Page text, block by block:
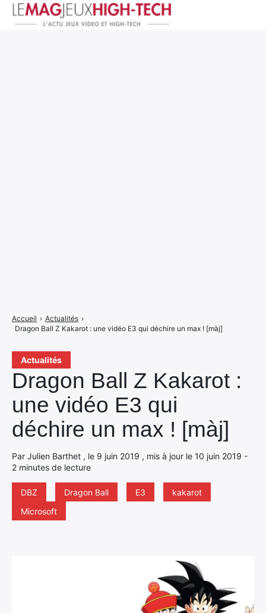
Actualités
Dragon Ball Z Kakarot :
une vidéo E3 qui
déchire un max ! [màj]
Par Julien Barthet , le 9 juin 2019 , mis à jour le 10 juin 2019 -
2 minutes de lecture
DBZ Dragon Ball E3
kakarot
Microsoft
Accueil › Actualités ›
Dragon Ball Z Kakarot : une vidéo E3 qui déchire un max ! [màj]